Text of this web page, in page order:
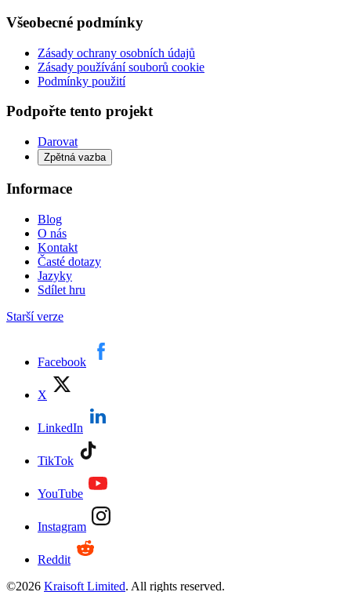
Všeobecné podmínky
Zásady ochrany osobních údajů
Zásady používání souborů cookie
Podmínky použití
Podpořte tento projekt
Darovat
Zpětná vazba
Informace
Blog
O nás
Kontakt
Časté dotazy
Jazyky
Sdílet hru
Starší verze
Facebook
X
LinkedIn
TikTok
YouTube
Instagram
Reddit
©2026 Kraisoft Limited. All rights reserved.